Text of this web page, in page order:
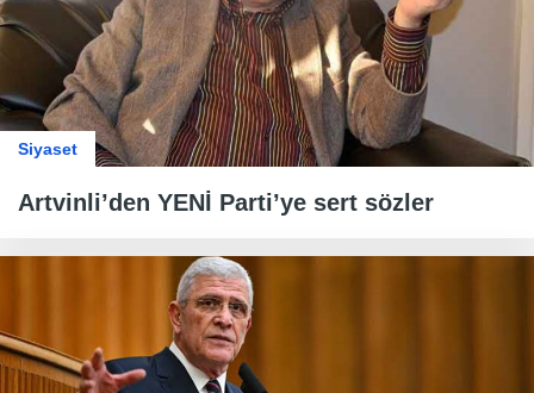
Siyaset
Artvinli’den YENİ Parti’ye sert sözler